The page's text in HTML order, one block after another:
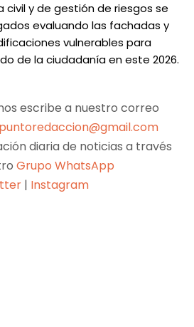
civil y de gestión de riesgos se
evaluando las fachadas y
vulnerables para
de la ciudadanía en este 2026.
escribe a nuestro correo
diaria de noticias a través
Grupo WhatsApp
| Instagram